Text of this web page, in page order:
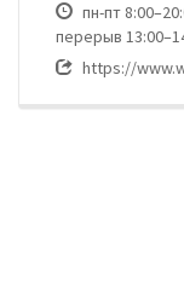
пн-пт
перерыв
https://